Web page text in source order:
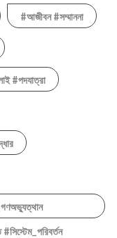
#আজীবন #সম্মাননা
#পদযাত্রা